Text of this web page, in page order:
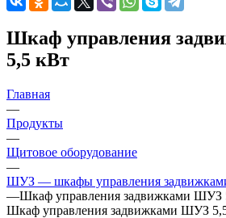
Шкаф управления
5,5 кВт
Главная
—
Продукты
—
Щитовое оборудование
—
ШУЗ — шкафы управления
—Шкаф управления задвижками ШУЗ
Шкаф управления задвижками ШУЗ